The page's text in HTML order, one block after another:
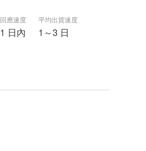
回應速度
1 日內
平均出貨速度
1～3 日